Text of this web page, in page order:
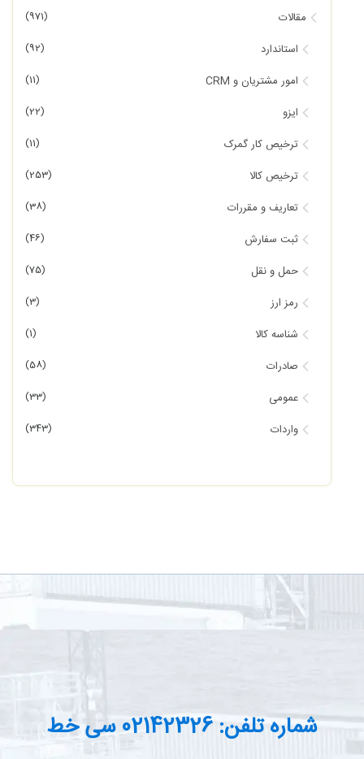
مقالات (971)
استاندارد (92)
امور مشتریان و CRM (11)
ایزو (22)
ترخیص کار گمرک (11)
ترخیص کالا (253)
تعاریف و مقررات (38)
ثبت سفارش (46)
حمل و نقل (75)
رمز ارز (3)
شناسه کالا (1)
صادرات (58)
عمومی (33)
واردات (343)
شماره تلفن: 02142326 سی خط